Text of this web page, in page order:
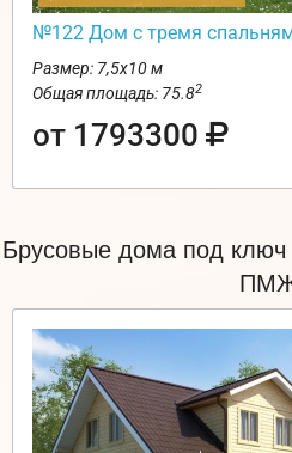
№122 Дом с тремя
Размер: 7,5х10 м
Общая площадь: 75.82
от 1793300
Брусовые дома под